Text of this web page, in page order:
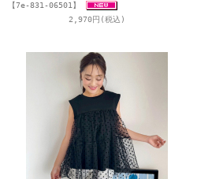
【7e-831-06501】
2,970円(税込)